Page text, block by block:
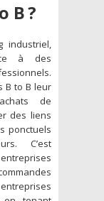
B ?
industriel,
à des
B to B leur
de
des liens
ponctuels
C’est